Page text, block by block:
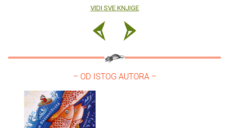
VIDI SVE KNJIGE
– OD ISTOG AUTORA –